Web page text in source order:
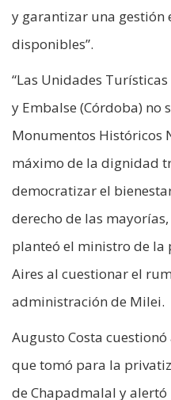
y garantizar una gestión
disponibles”.
“Las Unidades
y Embalse (Córdoba) no
Monumentos Históricos
máximo de la dignidad
democratizar el
derecho de las
planteó el ministro de la
Aires al cuestionar el
administración de Milei.
Augusto Costa
que tomó para la
de Chapadmalal y